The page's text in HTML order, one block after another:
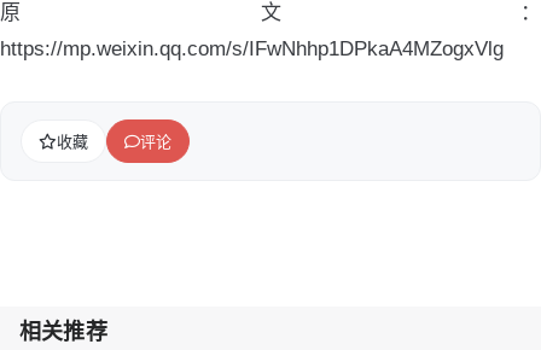
原文：
https://mp.weixin.qq.com/s/IFwNhhp1DPkaA4MZogxVlg
收藏 评论
相关推荐